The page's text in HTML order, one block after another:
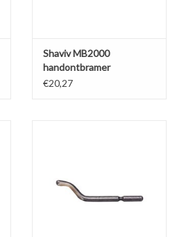
Shaviv MB2000
handontbramer
€20,27